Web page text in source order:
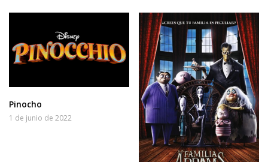
Pinocho
1 de junio de 2022